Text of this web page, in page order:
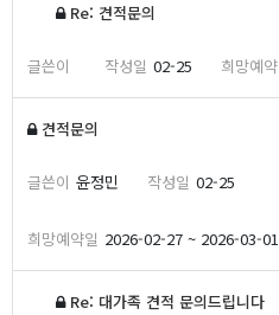
Re: 견적문의
02-25
견적문의
윤정민 02-25
2026-02-27 ~ 2026-03-01
Re: 대가족 견적 문의드립니다